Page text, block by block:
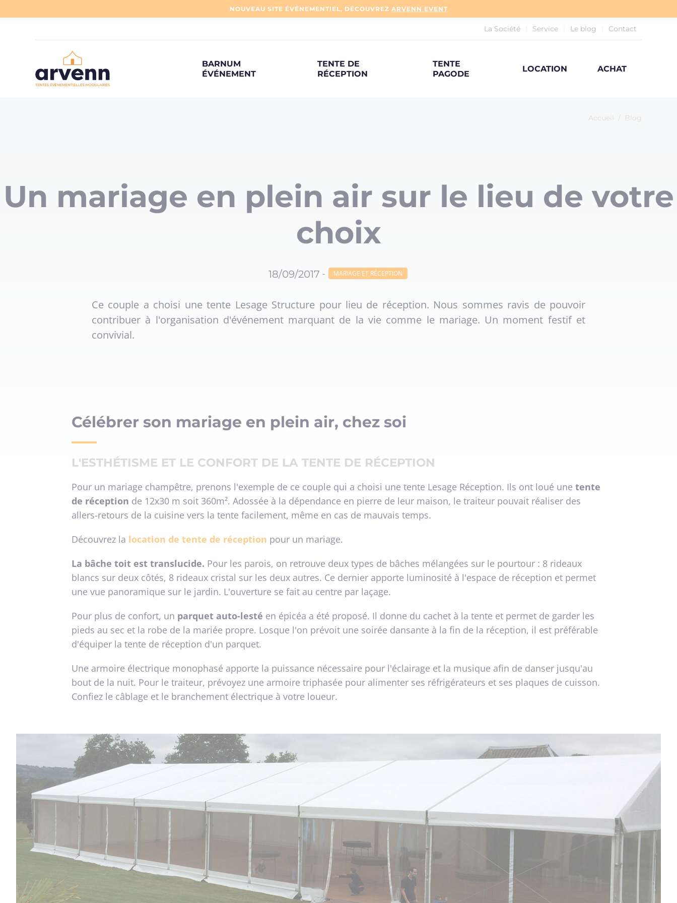
NOUVEAU SITE ÉVÉNEMENTIEL, DÉCOUVREZ ARVENN EVENT
La Société Service Le blog Contact
BARNUM
ÉVÉNEMENT
TENTE DE
RÉCEPTION
TENTE
PAGODE
LOCATION ACHAT
Accueil / Blog
Un mariage en plein air sur le lieu de votre
choix
18/09/2017 - MARIAGE ET RÉCEPTION
Ce couple a choisi une tente Lesage Structure pour lieu de réception. Nous sommes ravis de pouvoir
contribuer à l'organisation d'événement marquant de la vie comme le mariage. Un moment festif et
convivial.
Célébrer son mariage en plein air, chez soi
L'ESTHÉTISME ET LE CONFORT DE LA TENTE DE RÉCEPTION
Pour un mariage champêtre, prenons l'exemple de ce couple qui a choisi une tente Lesage Réception. Ils ont loué une tente
de réception de 12x30 m soit 360m². Adossée à la dépendance en pierre de leur maison, le traiteur pouvait réaliser des
allers-retours de la cuisine vers la tente facilement, même en cas de mauvais temps.
Découvrez la location de tente de réception pour un mariage.
La bâche toit est translucide. Pour les parois, on retrouve deux types de bâches mélangées sur le pourtour : 8 rideaux
blancs sur deux côtés, 8 rideaux cristal sur les deux autres. Ce dernier apporte luminosité à l'espace de réception et permet
une vue panoramique sur le jardin. L'ouverture se fait au centre par laçage.
Pour plus de confort, un parquet auto-lesté en épicéa a été proposé. Il donne du cachet à la tente et permet de garder les
pieds au sec et la robe de la mariée propre. Losque l'on prévoit une soirée dansante à la fin de la réception, il est préférable
d'équiper la tente de réception d'un parquet.
Une armoire électrique monophasé apporte la puissance nécessaire pour l'éclairage et la musique afin de danser jusqu'au
bout de la nuit. Pour le traiteur, prévoyez une armoire triphasée pour alimenter ses réfrigérateurs et ses plaques de cuisson.
Confiez le câblage et le branchement électrique à votre loueur.